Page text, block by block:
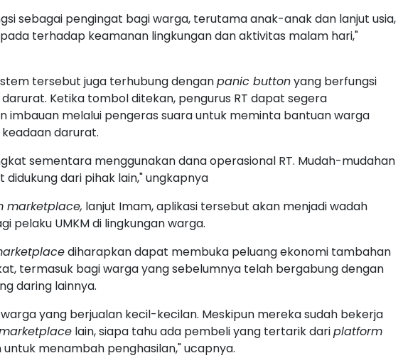
sebagai pengingat bagi warga, terutama anak-anak dan lanjut usia,
terhadap keamanan lingkungan dan aktivitas malam hari,"
tersebut juga terhubung denganpanic buttonyang berfungsi
Ketika tombol ditekan, pengurus RT dapat segera
imbauan melalui pengeras suara untuk meminta bantuan warga
darurat.
sementara menggunakan dana operasional RT. Mudah-mudahan
didukung dari pihak lain," ungkapnya
marketplace, lanjut Imam, aplikasi tersebut akan menjadi wadah
pelaku UMKM di lingkungan warga.
diharapkan dapat membuka peluang ekonomi tambahan
termasuk bagi warga yang sebelumnya telah bergabung dengan
daring lainnya.
yang berjualan kecil-kecilan. Meskipun mereka sudah bekerja
lain, siapa tahu ada pembeli yang tertarik dariplatform
untuk menambah penghasilan," ucapnya.